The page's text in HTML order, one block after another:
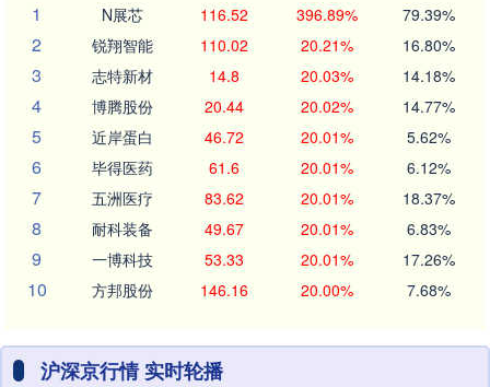
1
N展芯 116.52 396.89% 79.39%
2 锐翔智能 110.02 20.21% 16.80%
3 志特新材 14.8 20.03% 14.18%
4 博腾股份 20.44 20.02% 14.77%
5 近岸蛋白 46.72 20.01% 5.62%
6 毕得医药 61.6 20.01% 6.12%
7 五洲医疗 83.62 20.01% 18.37%
8 耐科装备 49.67 20.01% 6.83%
9 一博科技 53.33 20.01% 17.26%
10 方邦股份 146.16 20.00% 7.68%
沪深京行情 实时轮播